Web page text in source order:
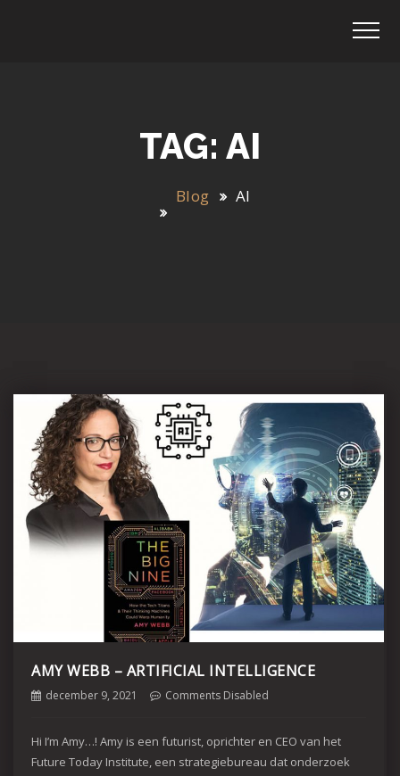
TAG: AI
Blog AI
AMY WEBB – ARTIFICIAL INTELLIGENCE
december 9, 2021 Comments Disabled
Hi I’m Amy…! Amy is een futurist, oprichter en CEO van het
Future Today Institute, een strategiebureau dat onderzoek